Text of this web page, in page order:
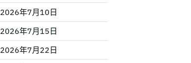
2026年7月10日
2026年7月15日
2026年7月22日